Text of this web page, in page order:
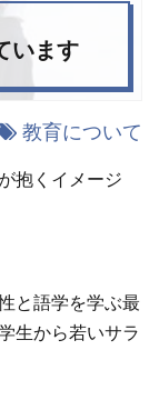
います
教育について
抱くイメージ
と語学を学ぶ最
生から若いサラ